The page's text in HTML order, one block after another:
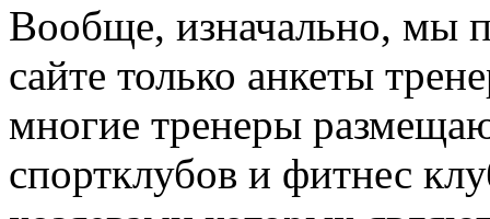
Вообще, изначально, мы
сайте только анкеты
многие тренеры
спортклубов и фитнес